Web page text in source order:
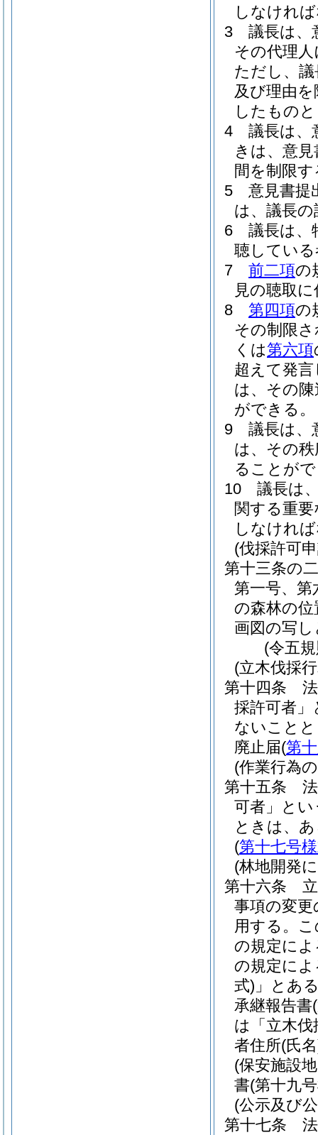
しなけれ
3
議長は、
その代理
ただし、
及び理由
したもの
4
議長は、
きは、意
間を制限
5
意見書提
は、議長
6
議長は、
聴してい
7
前二項の
見の聴取
8
第四項の
その制限
くは第六項
超えて発
は、その
ができる。
9
議長は、
は、その
ることが
10
議長は
関する重
しなけれ
(伐採許可
第十三条の二
第一号、第
の森林の位
画図の写
(令五
(立木伐採
第十四条
採許可者」
ないこと
廃止届(第
(作業行為
第十五条
可者」とい
ときは、
(第十七号
(林地開発
第十六条
事項の変
用する。
の規定に
の規定によ
式) 」とあ
承継報告書
は「立木
者住所(氏
(保安施設
書(第十九
(公示及び
第十七条